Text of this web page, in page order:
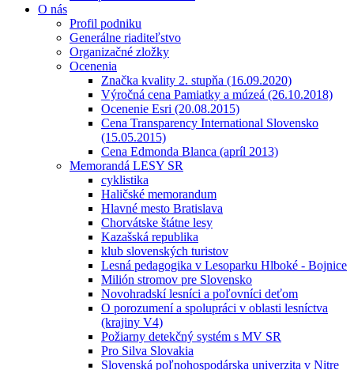
O nás
Profil podniku
Generálne riaditeľstvo
Organizačné zložky
Ocenenia
Značka kvality 2. stupňa (16.09.2020)
Výročná cena Pamiatky a múzeá (26.10.2018)
Ocenenie Esri (20.08.2015)
Cena Transparency International Slovensko
(15.05.2015)
Cena Edmonda Blanca (apríl 2013)
Memorandá LESY SR
cyklistika
Haličské memorandum
Hlavné mesto Bratislava
Chorvátske štátne lesy
Kazašská republika
klub slovenských turistov
Lesná pedagogika v Lesoparku Hlboké - Bojnice
Milión stromov pre Slovensko
Novohradskí lesníci a poľovníci deťom
O porozumení a spolupráci v oblasti lesníctva
(krajiny V4)
Požiarny detekčný systém s MV SR
Pro Silva Slovakia
Slovenská poľnohospodárska univerzita v Nitre